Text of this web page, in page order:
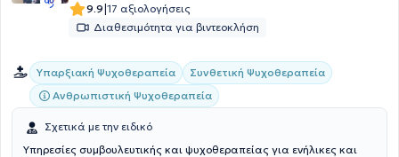
9.9|17 αξιολογήσεις
Διαθεσιμότητα για βιντεοκλήση
Υπαρξιακή Ψυχοθεραπεία
Συνθετική Ψυχοθεραπεία
Ανθρωπιστική Ψυχοθεραπεία
Σχετικά με την ειδικό
Υπηρεσίες συμβουλευτικής και ψυχοθεραπείας για ενήλικες και